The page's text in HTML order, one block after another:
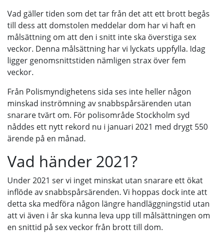
Vad gäller tiden som det tar från det att ett brott begås
till dess att domstolen meddelar dom har vi haft en
målsättning om att den i snitt inte ska överstiga sex
veckor. Denna målsättning har vi lyckats uppfylla. Idag
ligger genomsnittstiden nämligen strax över fem
veckor.
Från Polismyndighetens sida ses inte heller någon
minskad inströmning av snabbspårsärenden utan
snarare tvärt om. För polisområde Stockholm syd
nåddes ett nytt rekord nu i januari 2021 med drygt 550
ärende på en månad.
Vad händer 2021?
Under 2021 ser vi inget minskat utan snarare ett ökat
inflöde av snabbspårsärenden. Vi hoppas dock inte att
detta ska medföra någon längre handläggningstid utan
att vi även i år ska kunna leva upp till målsättningen om
en snittid på sex veckor från brott till dom.